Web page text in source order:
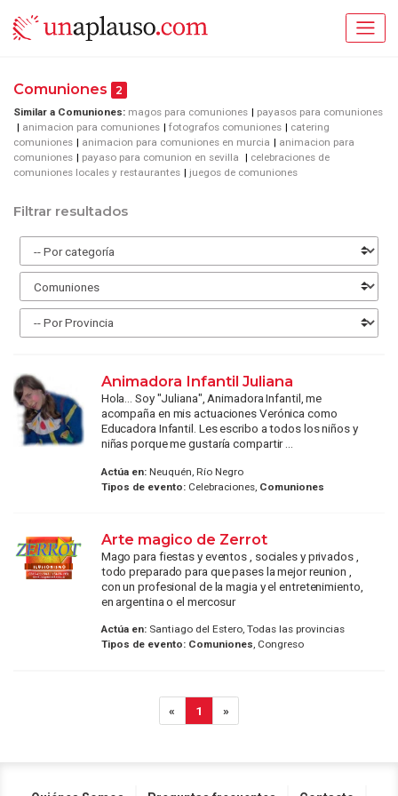
Comuniones 2
Similar a Comuniones: magos para comuniones
payasos para comuniones
animacion para comuniones
fotografos comuniones
catering
comuniones
animacion para comuniones en murcia
animacion para
comuniones
payaso para comunion en sevilla
celebraciones de
comuniones locales y restaurantes
juegos de comuniones
Filtrar resultados
Animadora Infantil Juliana
Hola... Soy "Juliana", Animadora Infantil, me
acompaña en mis actuaciones Verónica como
Educadora Infantil. Les escribo a todos los niños y
niñas porque me gustaría compartir ...
Actúa en:Neuquén, Río Negro
Tipos de evento:Celebraciones, Comuniones
Arte magico de Zerrot
Mago para fiestas y eventos , sociales y privados ,
todo preparado para que pases la mejor reunion ,
con un profesional de la magia y el entretenimiento,
en argentina o el mercosur
Actúa en:Santiago del Estero, Todas las provincias
Tipos de evento: Comuniones, Congreso
« 1 »